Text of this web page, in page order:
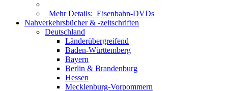
Mehr Details: Eisenbahn-DVDs
Nahverkehrsbücher & -zeitschriften
Deutschland
Länderübergreifend
Baden-Württemberg
Bayern
Berlin & Brandenburg
Hessen
Mecklenburg-Vorpommern